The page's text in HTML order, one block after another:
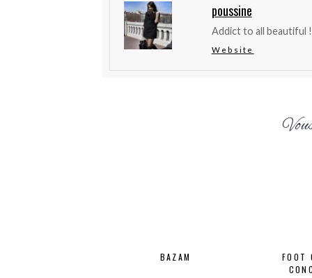
poussine
Addict to all beautiful !
Website
BAZAM